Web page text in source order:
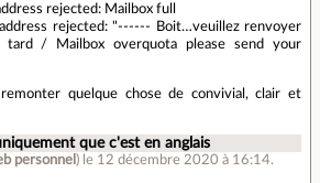
rejected: Mailbox full
rejected: "------ Boit…veuillez renvoyer
tard / Mailbox overquota please send your
quelque chose de convivial, clair et
que c'est en anglais
personnel ) le 12 décembre 2020 à 16:14.